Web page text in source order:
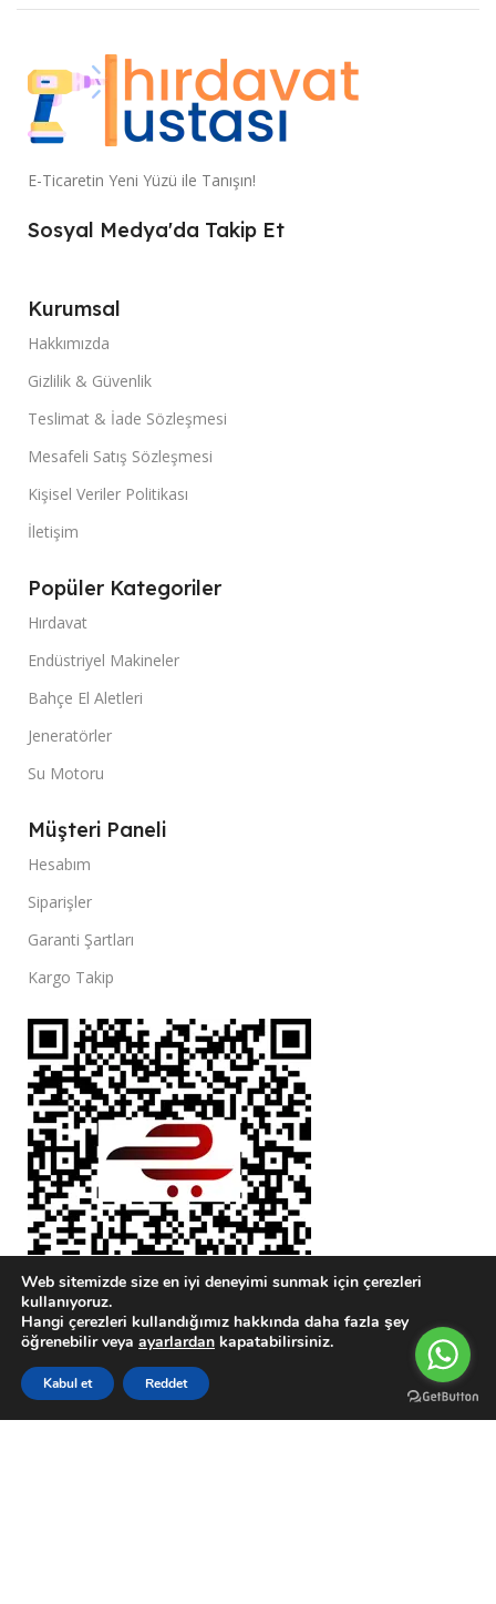
E-Ticaretin Yeni Yüzü ile Tanışın!
Sosyal Medya'da Takip Et
Kurumsal
Hakkımızda
Gizlilik & Güvenlik
Teslimat & İade Sözleşmesi
Mesafeli Satış Sözleşmesi
Kişisel Veriler Politikası
İletişim
Popüler Kategoriler
Hırdavat
Endüstriyel Makineler
Bahçe El Aletleri
Jeneratörler
Su Motoru
Müşteri Paneli
Hesabım
Siparişler
Garanti Şartları
Kargo Takip
Web sitemizde size en iyi deneyimi sunmak için çerezleri
kullanıyoruz.
Hangi çerezleri kullandığımız hakkında daha fazla şey
öğrenebilir veya ayarlardan kapatabilirsiniz.
Kabul et Reddet
Karşılaştırma Listesi Wishlist Menu